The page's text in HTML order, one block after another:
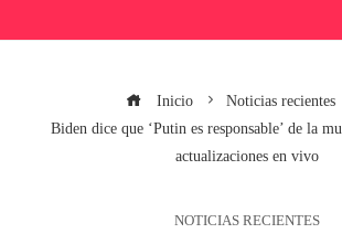
Inicio
Noticias recientes
Biden dice que ‘Putin es responsable’ de la
actualizaciones en vivo
NOTICIAS RECIENTES